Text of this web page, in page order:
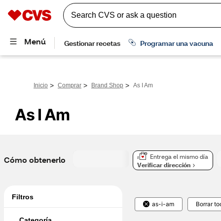
Inicio > Comprar > Brand Shop > As I Am
As I Am
Cómo obtenerlo
Entrega el mismo día
Verificar dirección
Filtros
as-i-am Borrar